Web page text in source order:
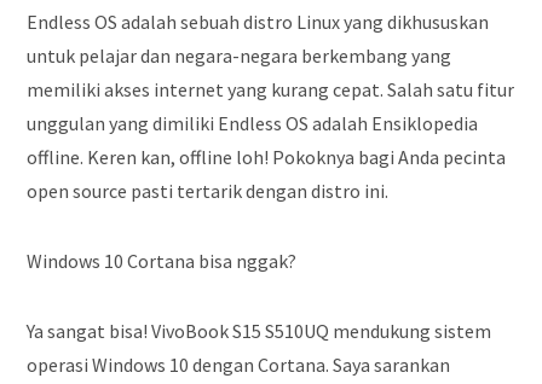
Endless OS adalah sebuah distro Linux yang dikhususkan
untuk pelajar dan negara-negara berkembang yang
memiliki akses internet yang kurang cepat. Salah satu fitur
unggulan yang dimiliki Endless OS adalah Ensiklopedia
offline. Keren kan, offline loh! Pokoknya bagi Anda pecinta
open source pasti tertarik dengan distro ini.
Windows 10 Cortana bisa nggak?
Ya sangat bisa! VivoBook S15 S510UQ mendukung sistem
operasi Windows 10 dengan Cortana. Saya sarankan